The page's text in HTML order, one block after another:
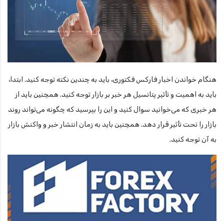
هنگام خواندن اخبار فارکس فکتوری، باید به چندین نکته توجه کنید. ابتدا،
باید به اهمیت و تأثیر پتانسیل هر خبر بر بازار توجه کنید. همچنین باید از
هر خبری که می‌خوانید سوال کنید و این را بپرسید که چگونه می‌تواند روند
بازار را تحت تأثیر قرار دهد. همچنین باید به زمان انتشار خبر و واکنش بازار
به آن توجه کنید.